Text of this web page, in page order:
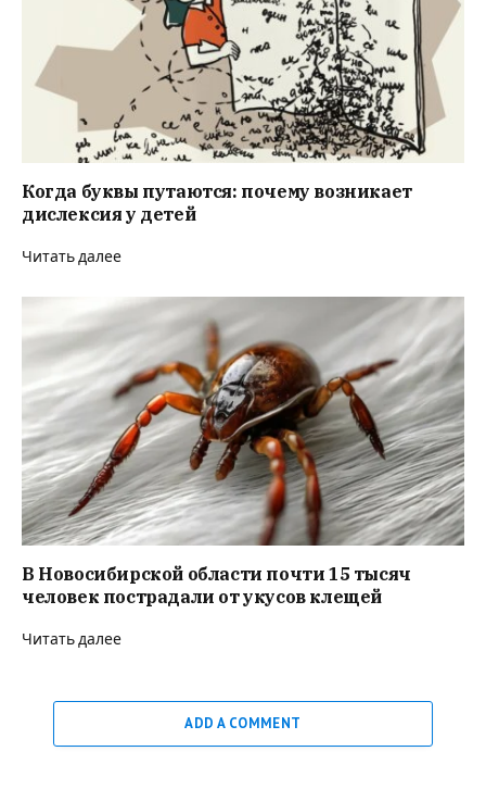
Когда буквы путаются: почему возникает
дислексия у детей
Читать далее
В Новосибирской области почти 15 тысяч
человек пострадали от укусов клещей
Читать далее
ADD A COMMENT